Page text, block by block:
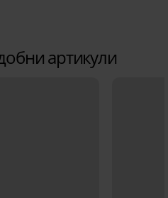
артикули